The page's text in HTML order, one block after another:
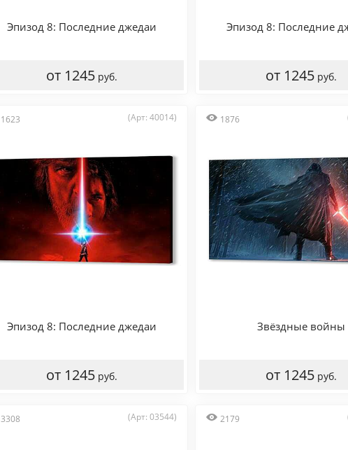
Эпизод 8: Последние джедаи
от 1245 руб.
Эпизод 8: Последние
от 1245 руб.
1623 (Арт: 40014)
Эпизод 8: Последние джедаи
от 1245 руб.
1876
Звёздные войны
от 1245 руб.
3308 (Арт: 03544) 2179